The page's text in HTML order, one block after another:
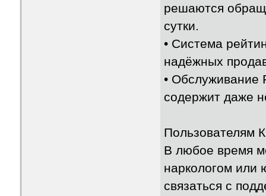
решаются
сутки.
• Система
надёжных
• Обслуживание
содержит даже
Пользователям
В любое время
наркологом или
связаться с